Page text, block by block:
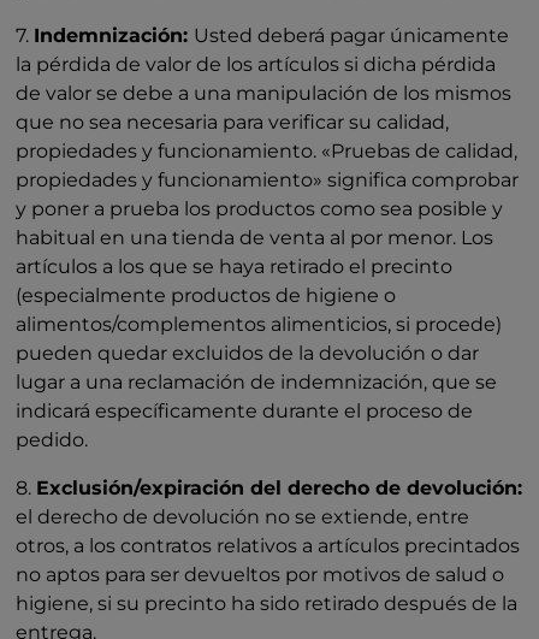
7. Indemnización: Usted deberá pagar únicamente
la pérdida de valor de los artículos si dicha pérdida
de valor se debe a una manipulación de los mismos
que no sea necesaria para verificar su calidad,
propiedades y funcionamiento. «Pruebas de calidad,
propiedades y funcionamiento» significa comprobar
y poner a prueba los productos como sea posible y
habitual en una tienda de venta al por menor. Los
artículos a los que se haya retirado el precinto
(especialmente productos de higiene o
alimentos/complementos alimenticios, si procede)
pueden quedar excluidos de la devolución o dar
lugar a una reclamación de indemnización, que se
indicará específicamente durante el proceso de
pedido.
8. Exclusión/expiración del derecho de devolución:
el derecho de devolución no se extiende, entre
otros, a los contratos relativos a artículos precintados
no aptos para ser devueltos por motivos de salud o
higiene, si su precinto ha sido retirado después de la
entrega.